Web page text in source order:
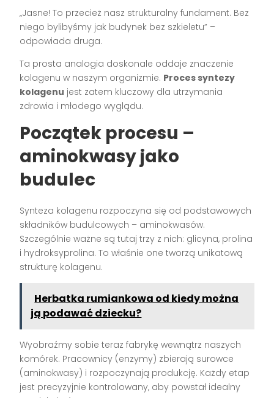
„Jasne! To przecież nasz strukturalny fundament. Bez
niego bylibyśmy jak budynek bez szkieletu” –
odpowiada druga.
Ta prosta analogia doskonale oddaje znaczenie
kolagenu w naszym organizmie. Proces syntezy
kolagenu jest zatem kluczowy dla utrzymania
zdrowia i młodego wyglądu.
Początek procesu –
aminokwasy jako
budulec
Synteza kolagenu rozpoczyna się od podstawowych
składników budulcowych – aminokwasów.
Szczególnie ważne są tutaj trzy z nich: glicyna, prolina
i hydroksyprolina. To właśnie one tworzą unikatową
strukturę kolagenu.
Herbatka rumiankowa od kiedy można
ją podawać dziecku?
Wyobraźmy sobie teraz fabrykę wewnątrz naszych
komórek. Pracownicy (enzymy) zbierają surowce
(aminokwasy) i rozpoczynają produkcję. Każdy etap
jest precyzyjnie kontrolowany, aby powstał idealny